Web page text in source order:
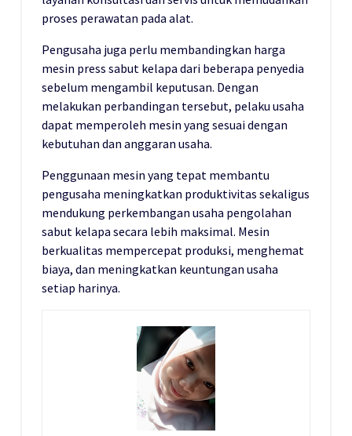
proses perawatan pada alat.
Pengusaha juga perlu membandingkan harga
mesin press sabut kelapa dari beberapa penyedia
sebelum mengambil keputusan. Dengan
melakukan perbandingan tersebut, pelaku usaha
dapat memperoleh mesin yang sesuai dengan
kebutuhan dan anggaran usaha.
Penggunaan mesin yang tepat membantu
pengusaha meningkatkan produktivitas sekaligus
mendukung perkembangan usaha pengolahan
sabut kelapa secara lebih maksimal. Mesin
berkualitas mempercepat produksi, menghemat
biaya, dan meningkatkan keuntungan usaha
setiap harinya.